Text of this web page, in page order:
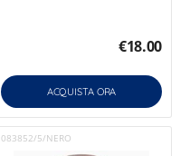
€18.00
ACQUISTA ORA
083852/5/NERO